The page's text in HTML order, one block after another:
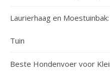
Laurierhaag en
Tuin
Beste Hondenvoer voor